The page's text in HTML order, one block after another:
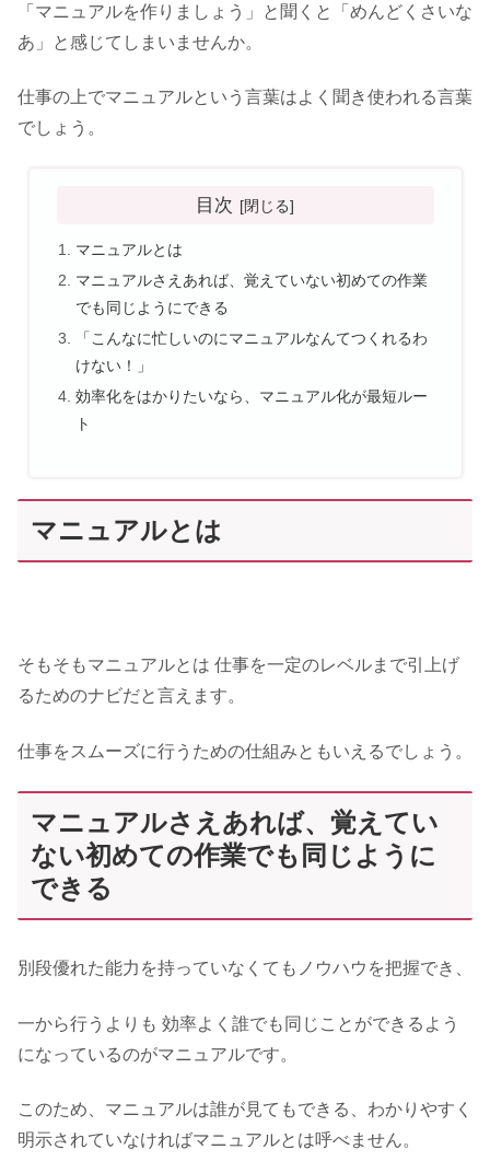
「マニュアルを作りましょう」と聞くと「めんどくさいな
あ」と感じてしまいませんか。
仕事の上でマニュアルという言葉はよく聞き使われる言葉
でしょう。
目次
マニュアルとは
マニュアルさえあれば、覚えていない初めての作業
でも同じようにできる
「こんなに忙しいのにマニュアルなんてつくれるわ
けない！」
効率化をはかりたいなら、マニュアル化が最短ルー
ト
マニュアルとは
そもそもマニュアルとは 仕事を一定のレベルまで引上げ
るためのナビだと言えます。
仕事をスムーズに行うための仕組みともいえるでしょう。
マニュアルさえあれば、覚えてい
ない初めての作業でも同じように
できる
別段優れた能力を持っていなくてもノウハウを把握でき、
一から行うよりも 効率よく誰でも同じことができるよう
になっているのがマニュアルです。
このため、マニュアルは誰が見てもできる、わかりやすく
明示されていなければマニュアルとは呼べません。